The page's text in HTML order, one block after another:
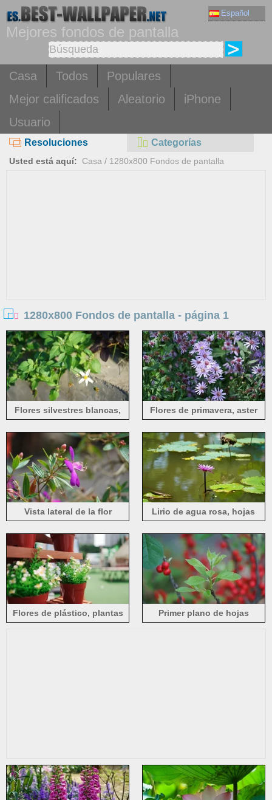
Español
Mejores fondos de pantalla
Casa Todos
Populares
Mejor calificados
Aleatorio
iPhone
Usuario
Resoluciones Categorías
Usted está aquí: Casa / 1280x800 Fondos de pantalla
1280x800 Fondos de pantalla - página 1
Flores silvestres blancas,
solar.
Flores de primavera, aster
Vista lateral de la flor
semidecandra
Lirio de agua rosa, hojas
Flores de plástico, plantas
Primer plano de hojas